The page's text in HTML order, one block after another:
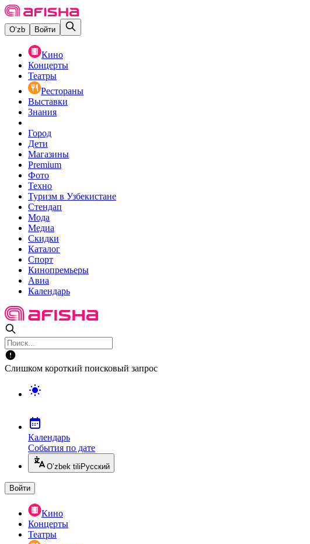
O‘zb Войти
Кино
Концерты
Театры
Рестораны
Выставки
Знания
Город
Дети
Магазины
Premium
Фото
Техно
Туризм в Узбекистане
Стендап
Мода
Медиа
Скидки
Каталог
Спорт
Кинопремьеры
Авиа
Календарь
Слишком короткий поисковый запрос
Календарь
События по дате
O’zbek tili Русский
Войти
Кино
Концерты
Театры